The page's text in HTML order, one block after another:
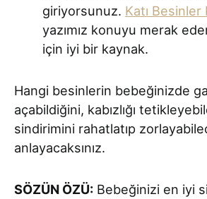
giriyorsunuz. Katı Besinler
yazımız konuyu merak
için iyi bir kaynak.
Hangi besinlerin bebeğinizde
açabildiğini, kabızlığı
sindirimini rahatlatıp
anlayacaksınız.
SÖZÜN ÖZÜ: Bebeğinizi en iyi